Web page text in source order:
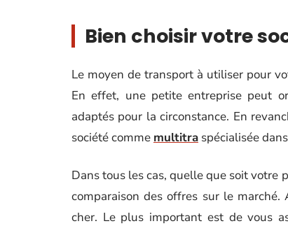
Bien choisir votre
Le moyen de transport à utiliser pour
En effet, une petite entreprise peut
adaptés pour la circonstance. En
société comme multitra spécialisée
Dans tous les cas, quelle que soit votre
comparaison des offres sur le
cher. Le plus important est de vous